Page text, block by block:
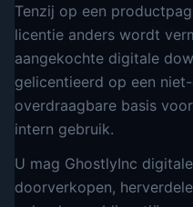
Tenzij op een
licentie anders wordt
aangekochte digitale
gelicentieerd op een
overdraagbare basis
intern gebruik.
U mag GhostlyInc
doorverkopen,